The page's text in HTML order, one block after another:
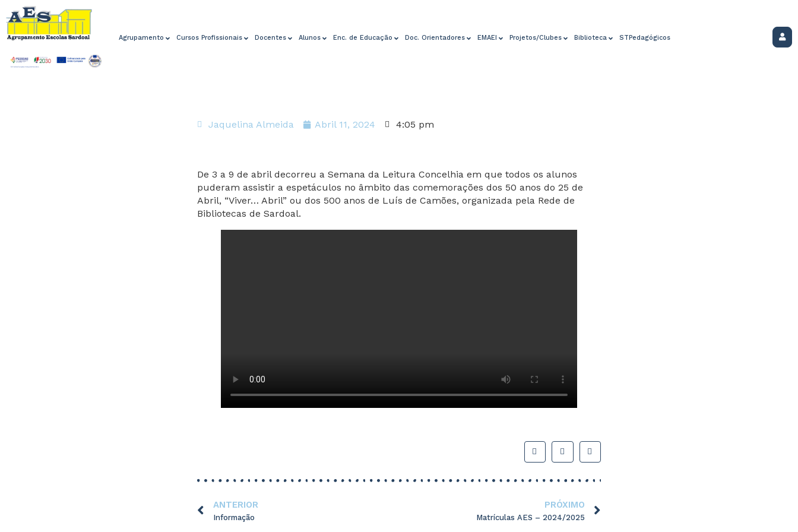
Agrupamento Cursos Profissionais Docentes Alunos Enc. de Educação Doc. Orientadores EMAEI Projetos/Clubes Biblioteca STPedagógicos
Jaquelina Almeida Abril 11, 2024 4:05 pm
De 3 a 9 de abril decorreu a Semana da Leitura Concelhia em que todos os alunos
puderam assistir a espetáculos no âmbito das comemorações dos 50 anos do 25 de
Abril, “Viver… Abril” ou dos 500 anos de Luís de Camões, organizada pela Rede de
Bibliotecas de Sardoal.
ANTERIOR
Informação
PRÓXIMO
Matrículas AES – 2024/2025